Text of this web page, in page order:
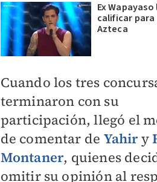
Ex
calificar para
Azteca
Cuando los tres
terminaron con su
participación, llegó el
de comentar de Yahiry
Montaner, quienes
omitir su opinión al